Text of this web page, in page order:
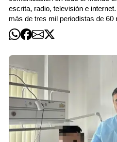
escrita, radio, televisión e
más de tres mil periodistas de 60